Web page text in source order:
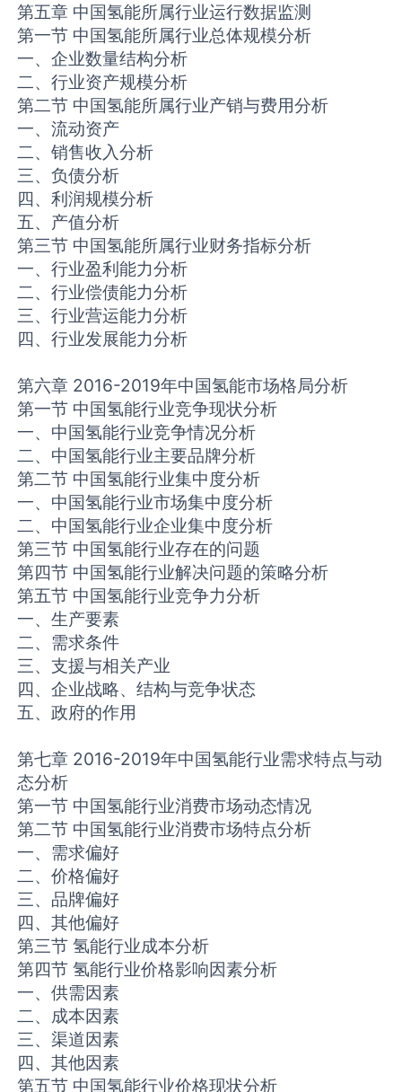
第五章 中国氢能所属行业运行数据监测
第一节 中国氢能所属行业总体规模分析
一、企业数量结构分析
二、行业资产规模分析
第二节 中国氢能所属行业产销与费用分析
一、流动资产
二、销售收入分析
三、负债分析
四、利润规模分析
五、产值分析
第三节 中国氢能所属行业财务指标分析
一、行业盈利能力分析
二、行业偿债能力分析
三、行业营运能力分析
四、行业发展能力分析
第六章 2016-2019年中国氢能市场格局分析
第一节 中国氢能行业竞争现状分析
一、中国氢能行业竞争情况分析
二、中国氢能行业主要品牌分析
第二节 中国氢能行业集中度分析
一、中国氢能行业市场集中度分析
二、中国氢能行业企业集中度分析
第三节 中国氢能行业存在的问题
第四节 中国氢能行业解决问题的策略分析
第五节 中国氢能行业竞争力分析
一、生产要素
二、需求条件
三、支援与相关产业
四、企业战略、结构与竞争状态
五、政府的作用
第七章 2016-2019年中国氢能行业需求特点与动
态分析
第一节 中国氢能行业消费市场动态情况
第二节 中国氢能行业消费市场特点分析
一、需求偏好
二、价格偏好
三、品牌偏好
四、其他偏好
第三节 氢能行业成本分析
第四节 氢能行业价格影响因素分析
一、供需因素
二、成本因素
三、渠道因素
四、其他因素
第五节 中国氢能行业价格现状分析